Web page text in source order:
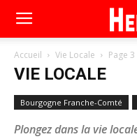
Accueil Vie Locale Page 3
VIE LOCALE
Bourgogne Franche-Comté
Plongez dans la vie